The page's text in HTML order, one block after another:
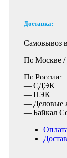
Доставка:
Самовывоз
По
По России:
— СДЭК
— ПЭК
— Деловые
— Байкал
Оплата